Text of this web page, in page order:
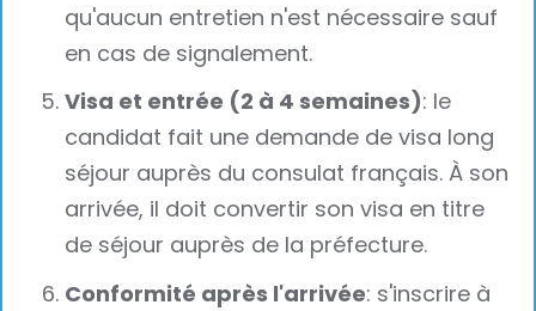
qu'aucun entretien n'est nécessaire sauf
en cas de signalement.
Visa et entrée (2 à 4 semaines): le
candidat fait une demande de visa long
séjour auprès du consulat français. À son
arrivée, il doit convertir son visa en titre
de séjour auprès de la préfecture.
Conformité après l'arrivée: s'inscrire à